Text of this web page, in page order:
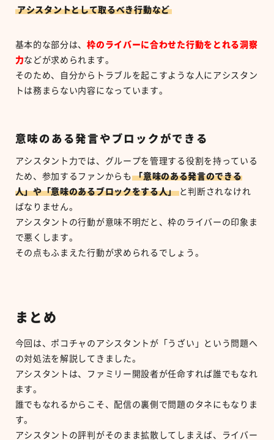
アシスタントとして取るべき行動など
基本的な部分は、枠のライバーに合わせた行動をとれる洞察
力などが求められます。
そのため、自分からトラブルを起こすような人にアシスタン
トは務まらない内容になっています。
意味のある発言やブロックができる
アシスタント力では、グループを管理する役割を持っている
ため、参加するファンからも 「意味のある発言のできる
人」や「意味のあるブロックをする人」 と判断されなけれ
ばなりません。
アシスタントの行動が意味不明だと、枠のライバーの印象ま
で悪くします。
その点もふまえた行動が求められるでしょう。
まとめ
今回は、ポコチャのアシスタントが「うざい」という問題へ
の対処法を解説してきました。
アシスタントは、ファミリー開設者が任命すれば誰でもなれ
ます。
誰でもなれるからこそ、配信の裏側で問題のタネにもなりま
す。
アシスタントの評判がそのまま拡散してしまえば、ライバー